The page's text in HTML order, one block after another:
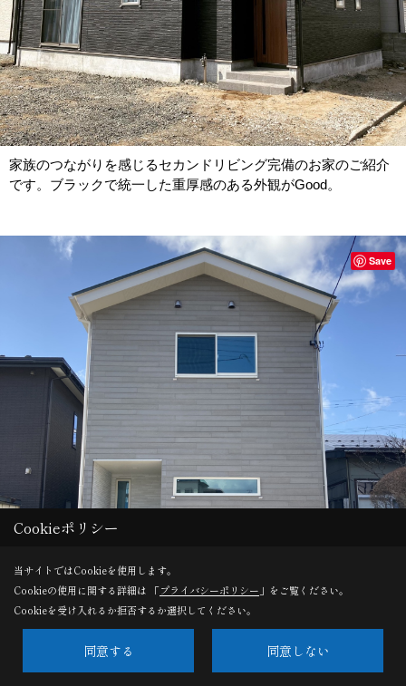
家族のつながりを感じるセカンドリビング完備のお家のご紹介
です。ブラックで統一した重厚感のある外観がGood。
木目グレーがお洒落な外観。
Save
Cookieポリシー
当サイトではCookieを使用します。
Cookieの使用に関する詳細は 「プライバシーポリシー 」をご覧ください。
Cookieを受け入れるか拒否するか選択してください。
同意する 同意しない